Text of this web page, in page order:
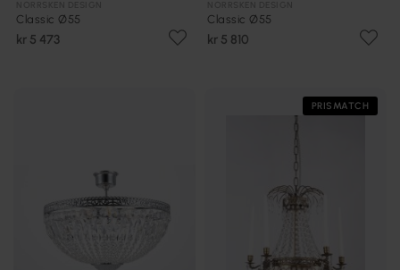
Classic Ø55
kr 5 473
Classic Ø55
kr 5 810
PRISMATCH